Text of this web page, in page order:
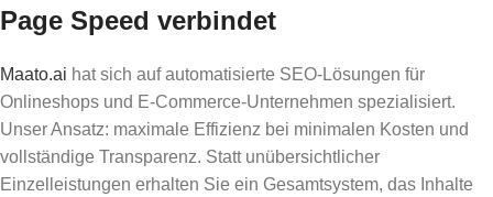
Page Speed verbindet
Maato.ai hat sich auf automatisierte SEO-Lösungen für
Onlineshops und E-Commerce-Unternehmen spezialisiert.
Unser Ansatz: maximale Effizienz bei minimalen Kosten und
vollständige Transparenz. Statt unübersichtlicher
Einzelleistungen erhalten Sie ein Gesamtsystem, das Inhalte